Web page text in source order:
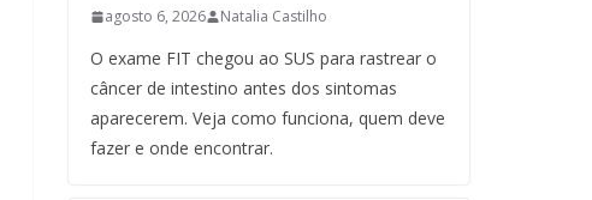
agosto 6, 2026 Natalia Castilho
O exame FIT chegou ao SUS para rastrear o
câncer de intestino antes dos sintomas
aparecerem. Veja como funciona, quem deve
fazer e onde encontrar.